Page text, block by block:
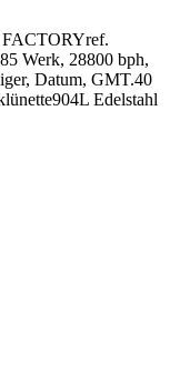
Werk, 28800 bph,
Datum, GMT.40
Edelstahl